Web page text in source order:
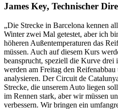
James Key, Technischer
„Die Strecke in Barcelona kennen
Winter zwei Mal getestet, aber ich
höheren Außentemperaturen das
müssen. Auch auf diesem Kurs
beansprucht, speziell die Kurve
werden am Freitag den
analysieren. Der Circuit de
Strecke, die unserem Auto liegen
im Rennen stark, aber wir müssen
verbessern. Wir bringen ein